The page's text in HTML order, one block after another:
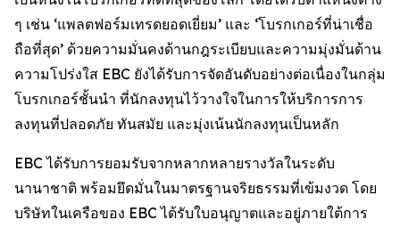
ๆ เช่น ‘แพลตฟอร์มเทรดยอดเยี่ยม’ และ ‘โบรกเกอร์ที่น่าเชื่อ
ถือที่สุด’ ด้วยความมั่นคงด้านกฎระเบียบและความมุ่งมั่นด้าน
ความโปร่งใส EBC ยังได้รับการจัดอันดับอย่างต่อเนื่องในกลุ่ม
โบรกเกอร์ชั้นนำ ที่นักลงทุนไว้วางใจในการให้บริการการ
ลงทุนที่ปลอดภัย ทันสมัย และมุ่งเน้นนักลงทุนเป็นหลัก
EBC ได้รับการยอมรับจากหลากหลายรางวัลในระดับ
นานาชาติ พร้อมยึดมั่นในมาตรฐานจริยธรรมที่เข้มงวด โดย
บริษัทในเครือของ EBC ได้รับใบอนุญาตและอยู่ภายใต้การ